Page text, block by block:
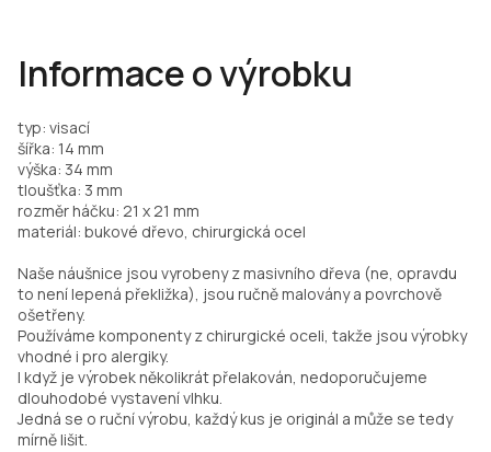
Informace o výrobku
typ: visací
šířka: 14 mm
výška: 34 mm
tloušťka: 3 mm
rozměr háčku: 21 x 21 mm
materiál: bukové dřevo, chirurgická ocel
Naše náušnice jsou vyrobeny z masivního dřeva (ne, opravdu
to není lepená překližka), jsou ručně malovány a povrchově
ošetřeny.
Používáme komponenty z chirurgické oceli, takže jsou výrobky
vhodné i pro alergiky.
I když je výrobek několikrát přelakován, nedoporučujeme
dlouhodobé vystavení vlhku.
Jedná se o ruční výrobu, každý kus je originál a může se tedy
mírně lišit.